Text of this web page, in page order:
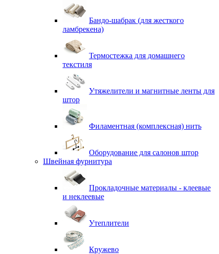
Бандо-шабрак (для жесткого
ламбрекена)
Термостежка для домашнего
текстиля
Утяжелители и магнитные ленты для
штор
Филаментная (комплексная) нить
Оборудование для салонов штор
Швейная фурнитура
Прокладочные материалы - клеевые
и неклеевые
Утеплители
Кружево